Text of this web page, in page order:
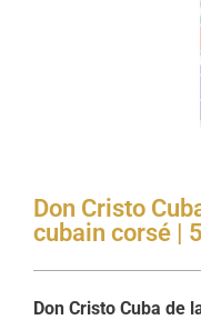
Don Cristo
cubain corsé |
Don Cristo Cuba de